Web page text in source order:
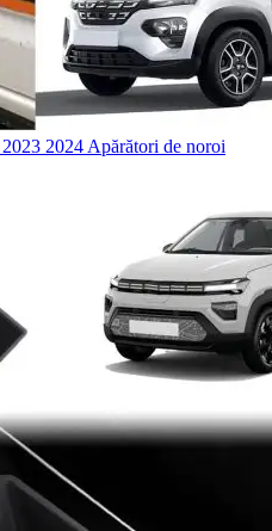
2024 Apărători de noroi